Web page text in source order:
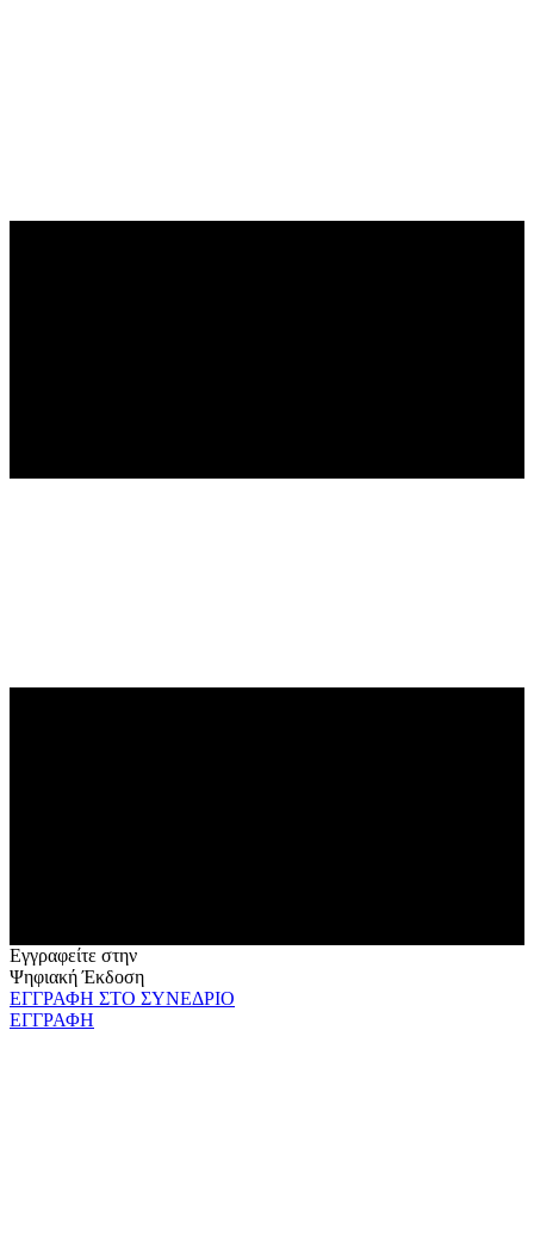
Εγγραφείτε στην
Ψηφιακή Έκδοση
ΕΓΓΡΑΦΗ ΣΤΟ ΣΥΝΕΔΡΙΟ
ΕΓΓΡΑΦΗ